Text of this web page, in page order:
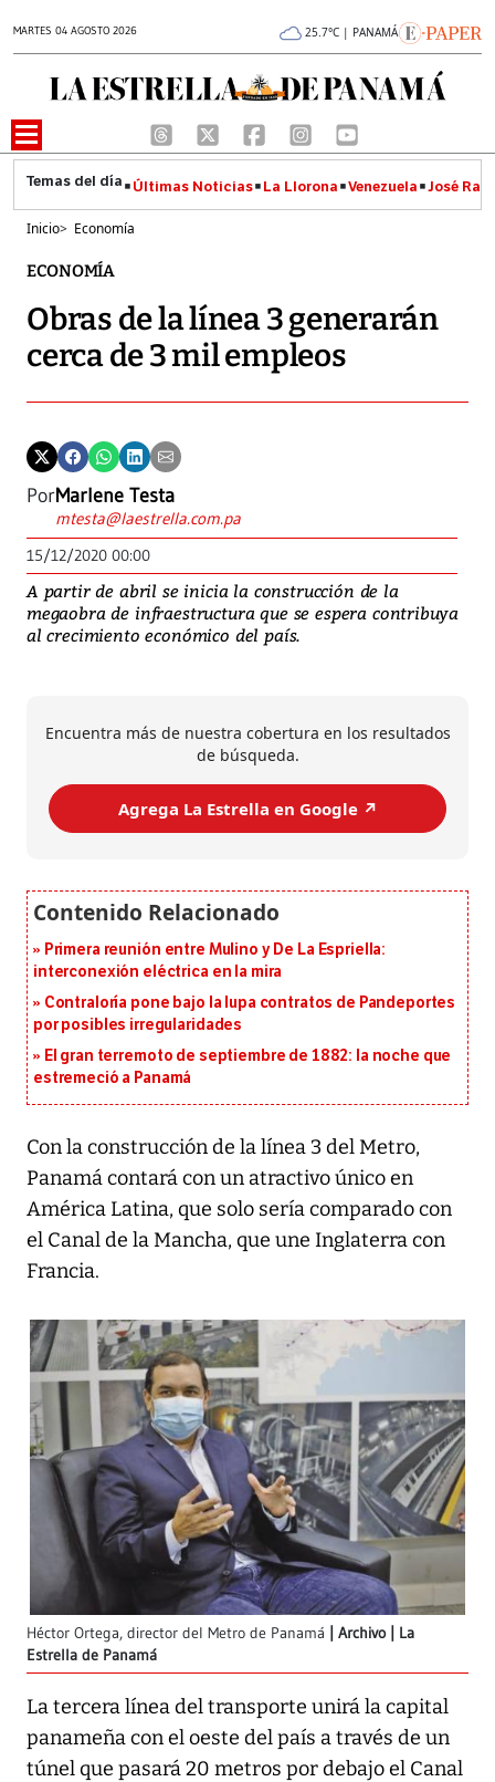
MARTES 04 AGOSTO 2026 25.7°C | PANAMÁ
Últimas Noticias La Llorona Venezuela José
Inicio> Economía
ECONOMÍA
Obras de la línea 3 generarán
cerca de 3 mil empleos
PorMarlene Testa
mtesta@laestrella.com.pa
15/12/2020 00:00
A partir de abril se inicia la construcción de la
megaobra de infraestructura que se espera contribuya
al crecimiento económico del país.
Encuentra más de nuestra cobertura en los resultados
de búsqueda.
Agrega La Estrella en Google ↗️
Primera reunión entre Mulino y De La Espriella:
interconexión eléctrica en la mira
Contraloría pone bajo la lupa contratos de Pandeportes
por posibles irregularidades
El gran terremoto de septiembre de 1882: la noche que
estremeció a Panamá
Con la construcción de la línea 3 del Metro,
Panamá contará con un atractivo único en
América Latina, que solo sería comparado con
el Canal de la Mancha, que une Inglaterra con
Francia.
Héctor Ortega, director del Metro de Panamá
Archivo | La
Estrella de Panamá
La tercera línea del transporte unirá la capital
panameña con el oeste del país a través de un
túnel que pasará 20 metros por debajo el Canal